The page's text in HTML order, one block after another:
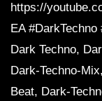
https://
EA
Dark Techno,
Dark-Techno-
Beat, Dark-